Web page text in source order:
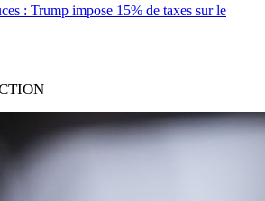
: Trump impose 15% de taxes sur le